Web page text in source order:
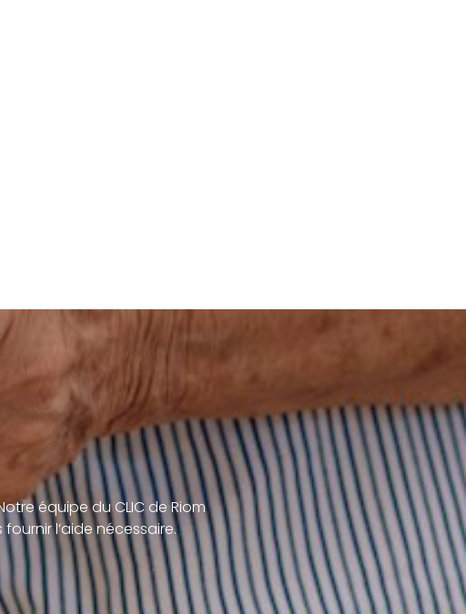
équipe du CLIC de Riom
l’aide nécessaire.